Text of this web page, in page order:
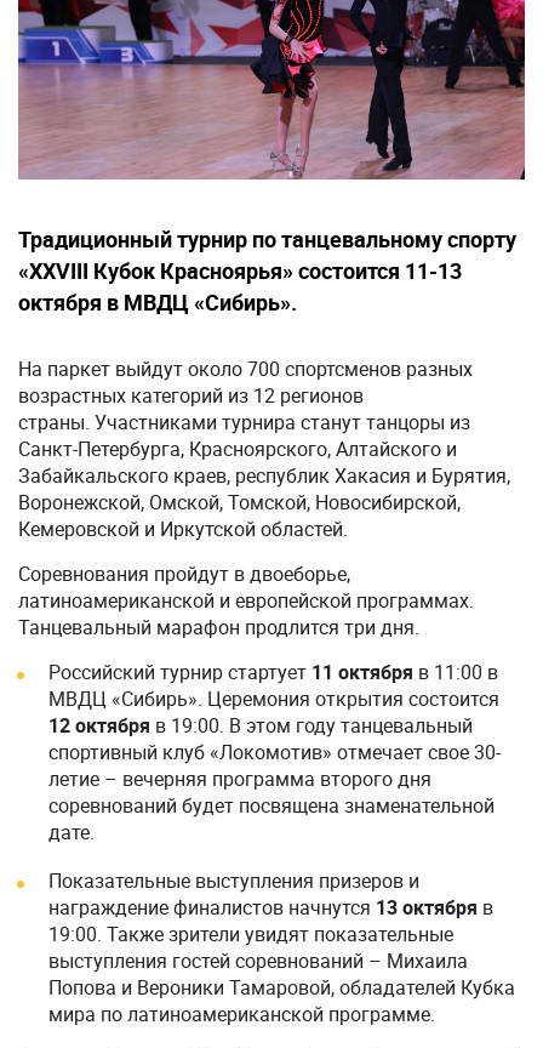
Традиционный турнир по танцевальному спорту
«XXVIII Кубок Красноярья» состоится 11-13
октября в МВДЦ «Сибирь».
На паркет выйдут около 700 спортсменов разных
возрастных категорий из 12 регионов
страны. Участниками турнира станут танцоры из
Санкт-Петербурга, Красноярского, Алтайского и
Забайкальского краев, республик Хакасия и Бурятия,
Воронежской, Омской, Томской, Новосибирской,
Кемеровской и Иркутской областей.
Соревнования пройдут в двоеборье,
латиноамериканской и европейской программах.
Танцевальный марафон продлится три дня.
Российский турнир стартует 11 октября в 11:00 в
МВДЦ «Сибирь». Церемония открытия состоится
12 октября в 19:00. В этом году танцевальный
спортивный клуб «Локомотив» отмечает свое 30-
летие – вечерняя программа второго дня
соревнований будет посвящена знаменательной
дате.
Показательные выступления призеров и
награждение финалистов начнутся 13 октября в
19:00. Также зрители увидят показательные
выступления гостей соревнований – Михаила
Попова и Вероники Тамаровой, обладателей Кубка
мира по латиноамериканской программе.